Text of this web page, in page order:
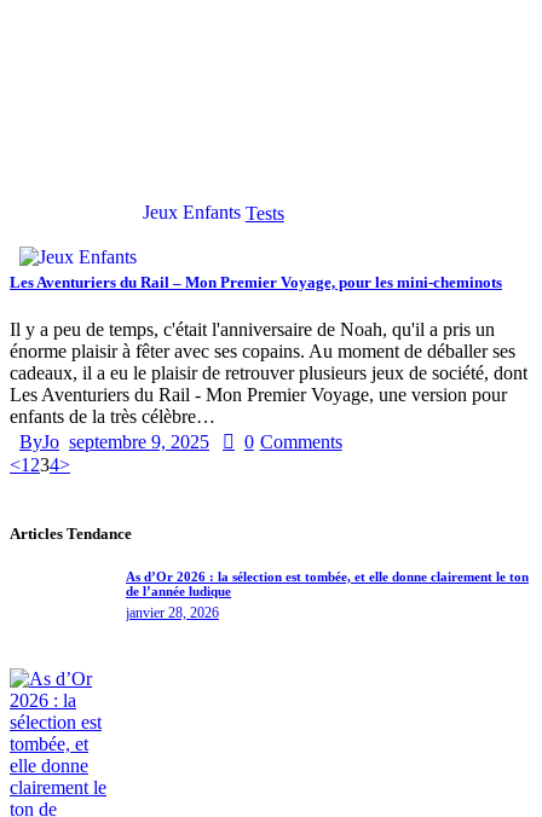
Jeux Enfants Tests
Les Aventuriers du Rail – Mon Premier Voyage, pour les mini-cheminots
Il y a peu de temps, c'était l'anniversaire de Noah, qu'il a pris un
énorme plaisir à fêter avec ses copains. Au moment de déballer ses
cadeaux, il a eu le plaisir de retrouver plusieurs jeux de société, dont
Les Aventuriers du Rail - Mon Premier Voyage, une version pour
enfants de la très célèbre…
ByJo septembre 9, 2025 0 Comments
<1 234>
Articles Tendance
As d’Or 2026 : la sélection est tombée, et elle donne clairement le ton
de l’année ludique
janvier 28, 2026